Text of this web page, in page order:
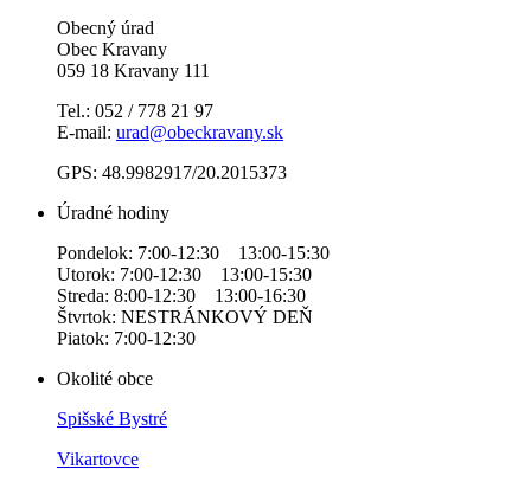
Obecný úrad
Obec Kravany
059 18 Kravany 111
Tel.: 052 / 778 21 97
E-mail: urad@obeckravany.sk
GPS: 48.9982917/20.2015373
Úradné hodiny
Pondelok: 7:00-12:30 13:00-15:30
Utorok: 7:00-12:30 13:00-15:30
Streda: 8:00-12:30 13:00-16:30
Štvrtok: NESTRÁNKOVÝ DEŇ
Piatok: 7:00-12:30
Okolité obce
Spišské Bystré
Vikartovce